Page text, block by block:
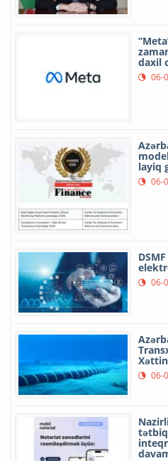
daxil
06-
layiq
06-
06-
06-